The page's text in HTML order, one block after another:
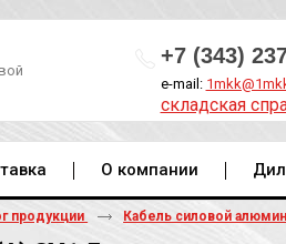
+7 (343)
e-mail:
складская
О компании
продукции Кабель силовой